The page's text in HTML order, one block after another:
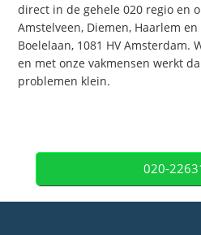
direct in de gehele 020 regio en
Amstelveen, Diemen, Haarlem
Boelelaan, 1081 HV Amsterdam.
en met onze vakmensen werkt
problemen klein.
020-